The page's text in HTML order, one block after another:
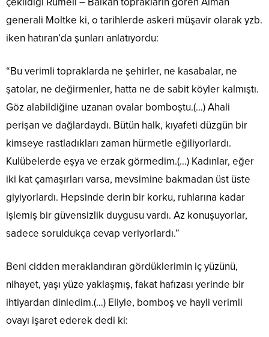
generali Moltke ki, o tarihlerde askeri müşavir olarak yzb.
iken hatıran’da şunları anlatıyordu:
“Bu verimli topraklarda ne şehirler, ne kasabalar, ne
şatolar, ne değirmenler, hatta ne de sabit köyler kalmıştı.
Göz alabildiğine uzanan ovalar bomboştu.(…) Ahali
perişan ve dağlardaydı. Bütün halk, kıyafeti düzgün bir
kimseye rastladıkları zaman hürmetle eğiliyorlardı.
Kulübelerde eşya ve erzak görmedim.(…) Kadınlar, eğer
iki kat çamaşırları varsa, mevsimine bakmadan üst üste
giyiyorlardı. Hepsinde derin bir korku, ruhlarına kadar
işlemiş bir güvensizlik duygusu vardı. Az konuşuyorlar,
sadece soruldukça cevap veriyorlardı.”
Beni cidden meraklandıran gördüklerimin iç yüzünü,
nihayet, yaşı yüze yaklaşmış, fakat hafızası yerinde bir
ihtiyardan dinledim.(…) Eliyle, bomboş ve hayli verimli
ovayı işaret ederek dedi ki: